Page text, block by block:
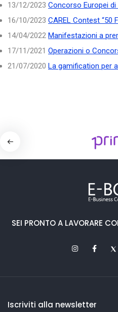
13/12/2023 Concorso Europei di
16/10/2023 CAREL Contest “50
14/04/2022 Manifestazioni a
17/11/2021 Operazioni o
21/07/2020 La gamification per
SEI PRONTO A LAVORARE
Iscriviti alla newsletter